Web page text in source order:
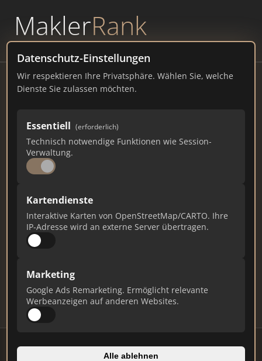
MaklerRank
powered byWAVEPOINT
Datenschutz-Einstellungen
Wir respektieren Ihre Privatsphäre. Wählen Sie, welche
Dienste Sie zulassen möchten.
Essentiell (erforderlich)
Technisch notwendige Funktionen wie Session-
Verwaltung.
Kartendienste
Interaktive Karten von OpenStreetMap/CARTO. Ihre
IP-Adresse wird an externe Server übertragen.
Marketing
Google Ads Remarketing. Ermöglicht relevante
Werbeanzeigen auf anderen Websites.
Alle ablehnen
Immobilien Bonaria GmbH
immobonaria.ch
43
Ist das Ihr Unternehmen?
Verifizieren Sie Ihr Profil, bearbeiten Sie Ihre
Updates.
Profil beanspruchen